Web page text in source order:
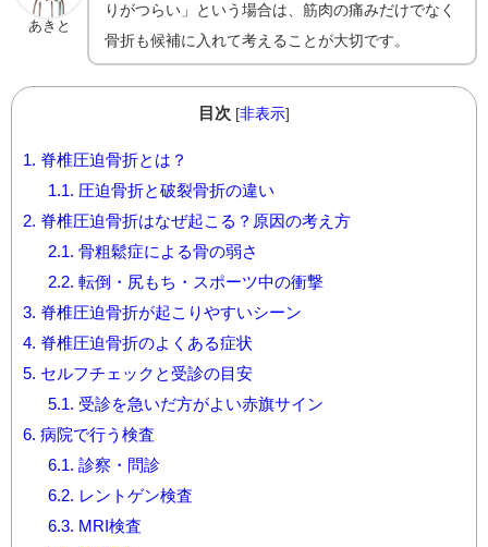
あきと
りがつらい」という場合は、筋肉の痛みだけでなく
骨折も候補に入れて考えることが大切です。
目次 [非表示]
1. 脊椎圧迫骨折とは？
1.1. 圧迫骨折と破裂骨折の違い
2. 脊椎圧迫骨折はなぜ起こる？原因の考え方
2.1. 骨粗鬆症による骨の弱さ
2.2. 転倒・尻もち・スポーツ中の衝撃
3. 脊椎圧迫骨折が起こりやすいシーン
4. 脊椎圧迫骨折のよくある症状
5. セルフチェックと受診の目安
5.1. 受診を急いだ方がよい赤旗サイン
6. 病院で行う検査
6.1. 診察・問診
6.2. レントゲン検査
6.3. MRI検査